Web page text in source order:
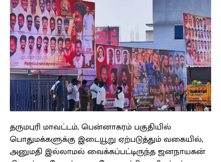
தருமபுரி மாவட்டம், பென்னாகரம் பகுதியில்
பொதுமக்களுக்கு இடையூறு ஏற்படுத்தும் வகையில்,
அனுமதி இல்லாமல் வைக்கப்பட்டிருந்த ஜனநாயகன்